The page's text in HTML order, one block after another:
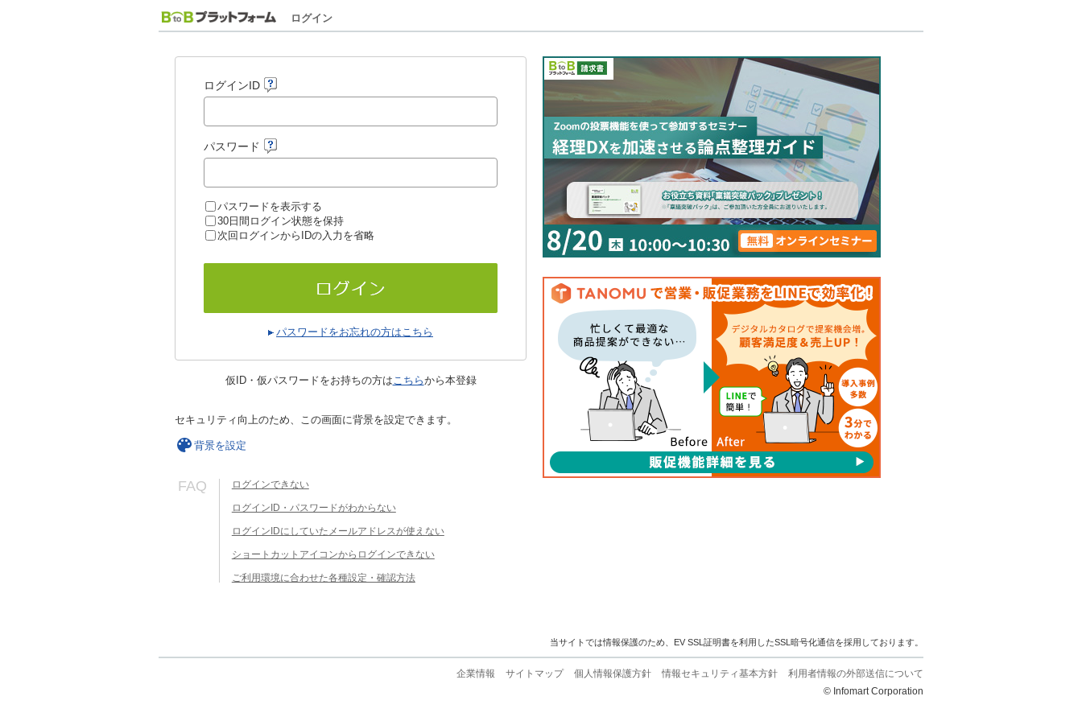
ログイン
ログインID
パスワード
パスワードを表示する
30日間ログイン状態を保持
次回ログインからIDの入力を省略
パスワードをお忘れの方はこちら
仮ID・仮パスワードをお持ちの方はこちらから本登録
セキュリティ向上のため、この画面に背景を設定できます。
背景を設定
FAQ ログインできない
ログインID・パスワードがわからない
ログインIDにしていたメールアドレスが使えない
ショートカットアイコンからログインできない
ご利用環境に合わせた各種設定・確認方法
当サイトでは情報保護のため、EV SSL証明書を利用したSSL暗号化通信を採用しております。
企業情報 サイトマップ 個人情報保護方針 情報セキュリティ基本方針
利用者情報の外部送信について
© Infomart Corporation